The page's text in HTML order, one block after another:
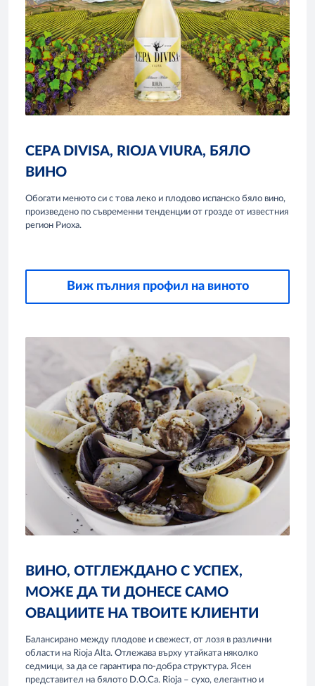
CEPA DIVISA, RIOJA VIURA, БЯЛО
ВИНО
Обогати менюто си с това леко и плодово испанско бяло вино,
произведено по съвременни тенденции от грозде от известния
регион Риоха.
Виж пълния профил на виното
ВИНО, ОТГЛЕЖДАНО С УСПЕХ,
МОЖЕ ДА ТИ ДОНЕСЕ САМО
ОВАЦИИТЕ НА ТВОИТЕ КЛИЕНТИ
Балансирано между плодове и свежест, от лозя в различни
области на Rioja Alta. Отлежава върху утайката няколко
седмици, за да се гарантира по-добра структура. Ясен
представител на бялото D.O.Ca. Rioja – сухо, елегантно и